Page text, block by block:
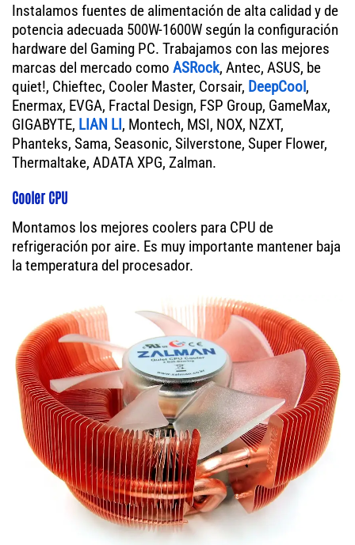
Instalamos fuentes de alimentación de alta calidad y de
potencia adecuada 500W-1600W según la configuración
hardware del Gaming PC. Trabajamos con las mejores
marcas del mercado como ASRock, Antec, ASUS, be
quiet!, Chieftec, Cooler Master, Corsair, DeepCool,
Enermax, EVGA, Fractal Design, FSP Group, GameMax,
GIGABYTE, LIAN LI, Montech, MSI, NOX, NZXT,
Phanteks, Sama, Seasonic, Silverstone, Super Flower,
Thermaltake, ADATA XPG, Zalman.
Cooler CPU
Montamos los mejores coolers para CPU de
refrigeración por aire. Es muy importante mantener baja
la temperatura del procesador.